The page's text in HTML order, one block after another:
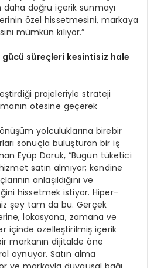
doğru içerik sunmayı
özel hissetmesini, markaya
mümkün kılıyor.”
gücü süreçleri kesintisiz hale
projeleriyle strateji
ötesine geçerek
yolculuklarına birebir
sonuçla buluşturan bir iş
Eyüp Doruk, “Bugün tüketici
satın almıyor; kendine
anlaşıldığını ve
hissetmek istiyor. Hiper-
şey tam da bu. Gerçek
lokasyona, zamana ve
içinde özelleştirilmiş içerik
markanın dijitalde öne
oynuyor. Satın alma